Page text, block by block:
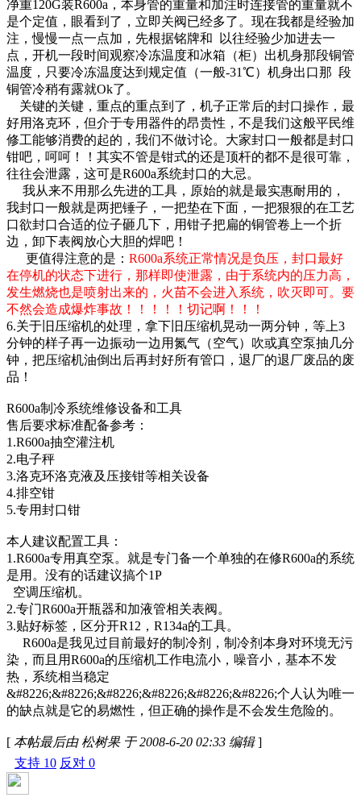
净重120G装R600a，本身管的重量和加注时连接管的重量就不
是个定值，眼看到了，立即关阀已经多了。现在我都是经验加
注，慢慢一点一点加，先根据铭牌和 以往经验少加进去一
点，开机一段时间观察冷冻温度和冰箱（柜）出机身那段铜管
温度，只要冷冻温度达到规定值（一般-31℃）机身出口那 段
铜管冷稍有露就Ok了。
关键的关键，重点的重点到了，机子正常后的封口操作，最
好用洛克环，但介于专用器件的昂贵性，不是我们这般平民维
修工能够消费的起的，我们不做讨论。大家封口一般都是封口
钳吧，呵呵！！其实不管是钳式的还是顶杆的都不是很可靠，
往往会泄露，这可是R600a系统封口的大忌。
我从来不用那么先进的工具，原始的就是最实惠耐用的，
我封口一般就是两把锤子，一把垫在下面，一把狠狠的在工艺
口欲封口合适的位子砸几下，用钳子把扁的铜管卷上一个折
边，卸下表阀放心大胆的焊吧！
更值得注意的是： R600a系统正常情况是负压，封口最好
在停机的状态下进行，那样即使泄露，由于系统内的压力高，
发生燃烧也是喷射出来的，火苗不会进入系统，吹灭即可。要
不然会造成爆炸事故！！！！！切记啊！！！
6.关于旧压缩机的处理，拿下旧压缩机晃动一两分钟，等上3
分钟的样子再一边振动一边用氮气（空气）吹或真空泵抽几分
钟，把压缩机油倒出后再封好所有管口，退厂的退厂废品的废
品！
R600a制冷系统维修设备和工具
售后要求标准配备参考：
1.R600a抽空灌注机
2.电子秤
3.洛克环洛克液及压接钳等相关设备
4.排空钳
5.专用封口钳
本人建议配置工具：
1.R600a专用真空泵。就是专门备一个单独的在修R600a的系统
是用。没有的话建议搞个1P
空调压缩机。
2.专门R600a开瓶器和加液管相关表阀。
3.贴好标签，区分开R12，R134a的工具。
R600a是我见过目前最好的制冷剂，制冷剂本身对环境无污
染，而且用R600a的压缩机工作电流小，噪音小，基本不发
热，系统相当稳定
&#8226;&#8226;&#8226;&#8226;&#8226;&#8226;个人认为唯一
的缺点就是它的易燃性，但正确的操作是不会发生危险的。
[ 本帖最后由 松树果 于 2008-6-20 02:33 编辑]
支持 10 反对 0